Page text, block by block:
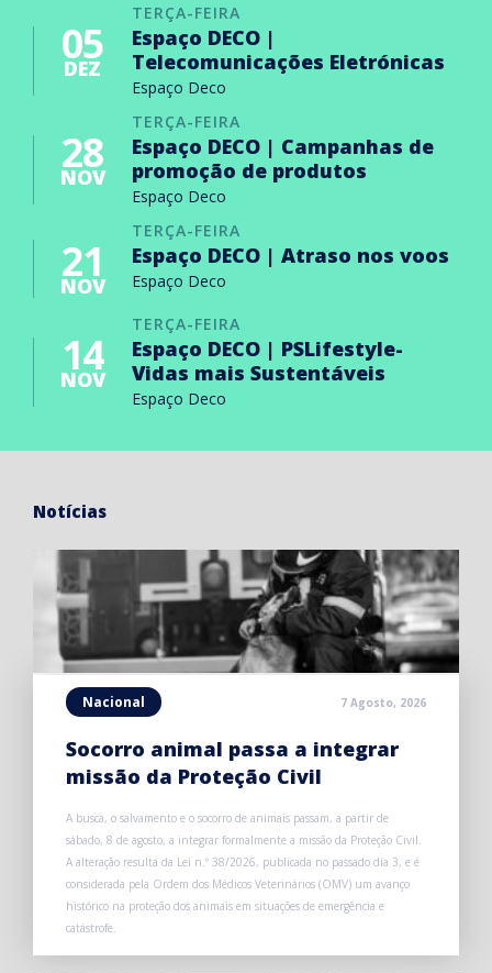
TERÇA-FEIRA
05
DEZ
Espaço DECO |
Telecomunicações Eletrónicas
Espaço Deco
TERÇA-FEIRA
28
NOV
Espaço DECO | Campanhas de
promoção de produtos
Espaço Deco
TERÇA-FEIRA
21
NOV
Espaço DECO | Atraso nos voos
Espaço Deco
TERÇA-FEIRA
14
NOV
Espaço DECO | PSLifestyle-
Vidas mais Sustentáveis
Espaço Deco
Notícias
Nacional 7 Agosto, 2026
Socorro animal passa a integrar
missão da Proteção Civil
A busca, o salvamento e o socorro de animais passam, a partir de
sábado, 8 de agosto, a integrar formalmente a missão da Proteção Civil.
A alteração resulta da Lei n.º 38/2026, publicada no passado dia 3, e é
considerada pela Ordem dos Médicos Veterinários (OMV) um avanço
histórico na proteção dos animais em situações de emergência e
catástrofe.